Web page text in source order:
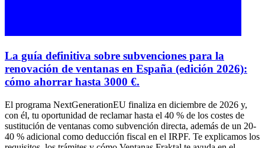
La guía definitiva sobre subvenciones para la
renovación de ventanas en España (edición 2026):
cómo ahorrar hasta 3000 €.
El programa NextGenerationEU finaliza en diciembre de 2026 y,
con él, tu oportunidad de reclamar hasta el 40 % de los costes de
sustitución de ventanas como subvención directa, además de un 20-
40 % adicional como deducción fiscal en el IRPF. Te explicamos los